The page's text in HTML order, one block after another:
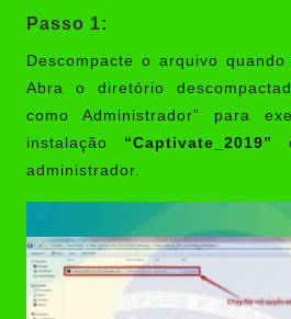
Passo 1:
Descompacte o arquivo
Abra o diretório
como Administrador” para
instalação “Captivate_2019”
administrador.